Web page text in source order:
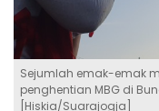
Sejumlah emak-emak
penghentian MBG di
[Hiskia/Suarajogja]